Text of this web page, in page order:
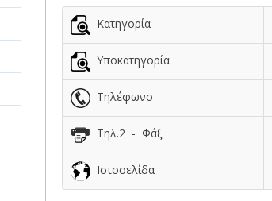
Κατηγορία
Υποκατηγορία
Τηλέφωνο
Τηλ.2 - Φάξ
Ιστοσελίδα